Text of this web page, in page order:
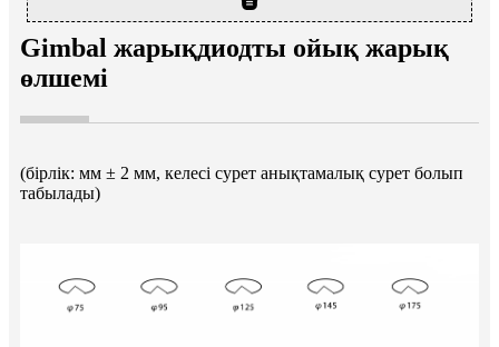
Gimbal жарықдиодты ойық жарық
өлшемі
(бірлік: мм ± 2 мм, келесі сурет анықтамалық сурет болып
табылады)